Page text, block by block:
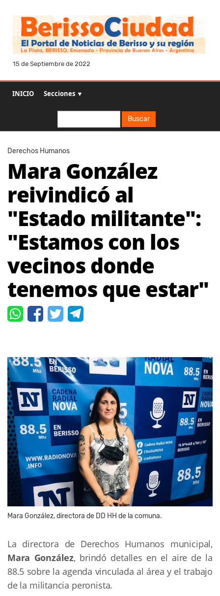
15 de Septiembre de 2022
INICIO Secciones ▼
Buscar
Derechos Humanos
Mara González
reivindicó al
"Estado militante":
"Estamos con los
vecinos donde
tenemos que estar"
Mara González, directora de DD HH de la comuna.
La directora de Derechos Humanos municipal,
Mara González, brindó detalles en el aire de la
88.5 sobre la agenda vinculada al área y el trabajo
de la militancia peronista.